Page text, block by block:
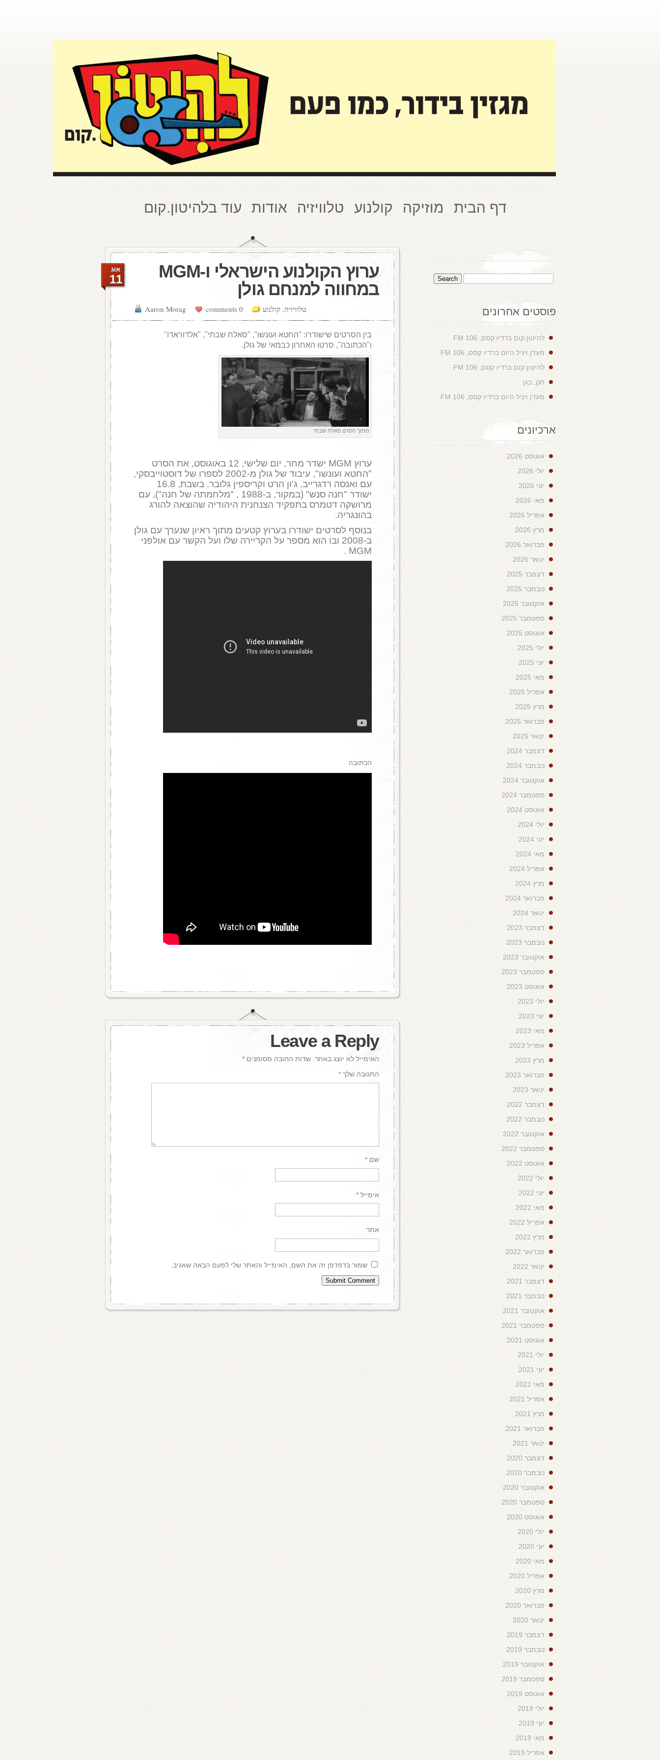
דף הבית מוזיקה קולנוע טלוויזיה אודות עוד בלהיטון.קום
ערוץ הקולנוע הישראלי ו-MGM
במחווה למנחם גולן
Aaron Morag 0 comments טלוויזיה, קולנוע
אוג
11
בין הסרטים שישודרו: "החטא ועונשו", "סאלח שבתי", "אלדוראדו"
ו"הכתובה", סרטו האחרון כבמאי של גולן.
מתוך הסרט סאלח שבתי
ערוץ MGM ישדר מחר, יום שלישי, 12 באוגוסט, את הסרט
"החטא ועונשו", עיבוד של גולן מ-2002 לספרו של דוסטוייבסקי,
עם ואנסה רדגרייב, ג'ון הרט וקריספין גלובר. בשבת, 16.8
ישודר "חנה סנש" (במקור, ב-1988 , "מלחמתה של חנה"), עם
מרושקה דטמרס בתפקיד הצנחנית היהודיה שהוצאה להורג
בהונגריה.
בנוסף לסרטים ישודרו בערוץ קטעים מתוך ראיון שנערך עם גולן
ב-2008 ובו הוא מספר על הקריירה שלו ועל הקשר עם אולפני
MGM .
הכתובה
Leave a Reply
האימייל לא יוצג באתר. שדות החובה מסומנים *
התגובה שלך *
שם *
אימייל *
אתר
שמור בדפדפן זה את השם, האימייל והאתר שלי לפעם הבאה שאגיב.
פוסטים אחרונים
להיטון.קום ברדיו קסם, 106 FM
מעדן ויניל היום ברדיו קסם, 106 FM
להיטון.קום ברדיו קסם, 106 FM
חנן, בגן
מעדן ויניל היום ברדיו קסם, 106 FM
ארכיונים
אוגוסט 2026
יולי 2026
יוני 2026
מאי 2026
אפריל 2026
מרץ 2026
פברואר 2026
ינואר 2026
דצמבר 2025
נובמבר 2025
אוקטובר 2025
ספטמבר 2025
אוגוסט 2025
יולי 2025
יוני 2025
מאי 2025
אפריל 2025
מרץ 2025
פברואר 2025
ינואר 2025
דצמבר 2024
נובמבר 2024
אוקטובר 2024
ספטמבר 2024
אוגוסט 2024
יולי 2024
יוני 2024
מאי 2024
אפריל 2024
מרץ 2024
פברואר 2024
ינואר 2024
דצמבר 2023
נובמבר 2023
אוקטובר 2023
ספטמבר 2023
אוגוסט 2023
יולי 2023
יוני 2023
מאי 2023
אפריל 2023
מרץ 2023
פברואר 2023
ינואר 2023
דצמבר 2022
נובמבר 2022
אוקטובר 2022
ספטמבר 2022
אוגוסט 2022
יולי 2022
יוני 2022
מאי 2022
אפריל 2022
מרץ 2022
פברואר 2022
ינואר 2022
דצמבר 2021
נובמבר 2021
אוקטובר 2021
ספטמבר 2021
אוגוסט 2021
יולי 2021
יוני 2021
מאי 2021
אפריל 2021
מרץ 2021
פברואר 2021
ינואר 2021
דצמבר 2020
נובמבר 2020
אוקטובר 2020
ספטמבר 2020
אוגוסט 2020
יולי 2020
יוני 2020
מאי 2020
אפריל 2020
מרץ 2020
פברואר 2020
ינואר 2020
דצמבר 2019
נובמבר 2019
אוקטובר 2019
ספטמבר 2019
אוגוסט 2019
יולי 2019
יוני 2019
מאי 2019
אפריל 2019